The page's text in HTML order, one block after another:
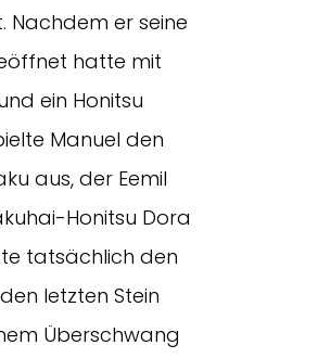
Nachdem er seine
hatte mit
ein Honitsu
Manuel den
aus, der Eemil
Honitsu Dora
tatsächlich den
letzten Stein
Überschwang